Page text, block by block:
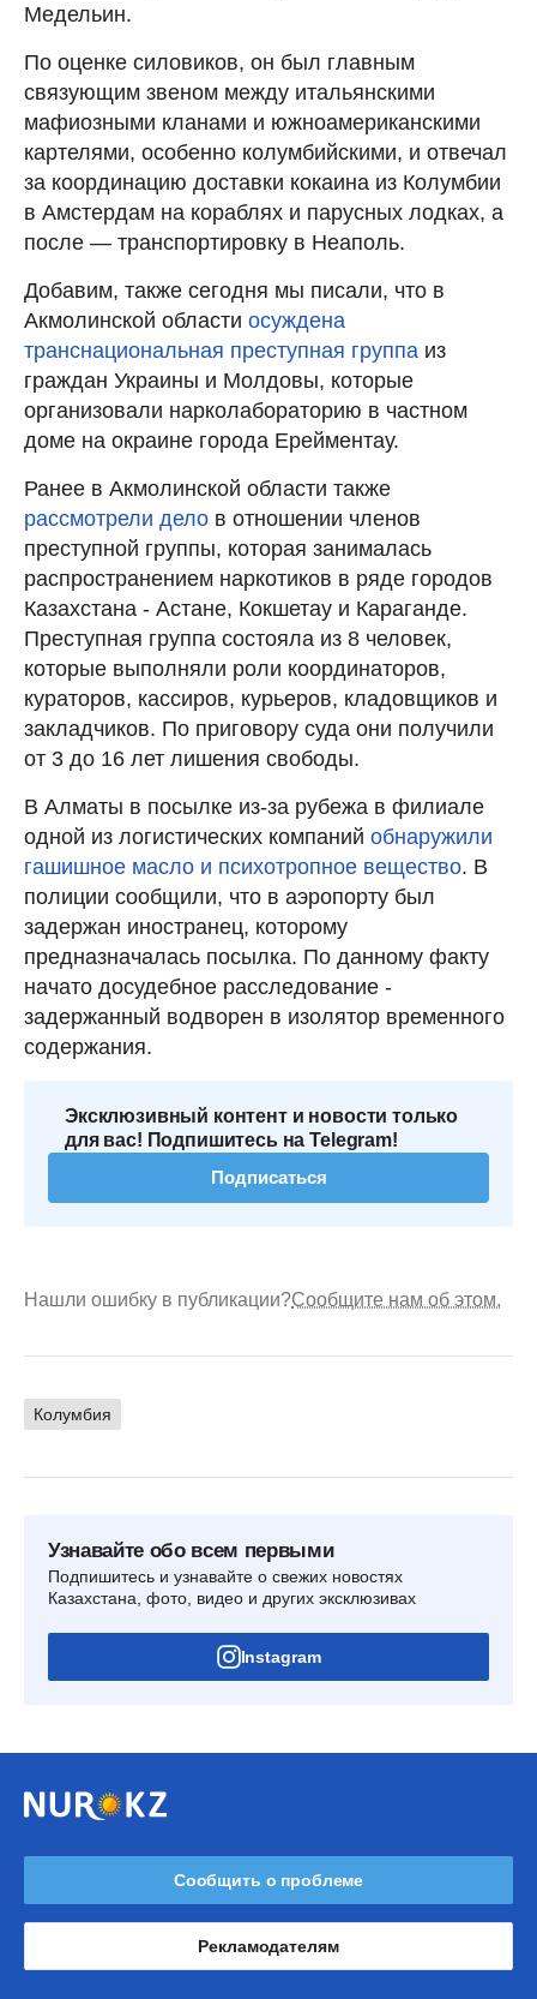
Медельин.
По оценке силовиков, он был главным
связующим звеном между итальянскими
мафиозными кланами и южноамериканскими
картелями, особенно колумбийскими, и отвечал
за координацию доставки кокаина из Колумбии
в Амстердам на кораблях и парусных лодках, а
после — транспортировку в Неаполь.
Добавим, также сегодня мы писали, что в
Акмолинской области осуждена
транснациональная преступная группа из
граждан Украины и Молдовы, которые
организовали нарколабораторию в частном
доме на окраине города Ерейментау.
Ранее в Акмолинской области также
рассмотрели дело в отношении членов
преступной группы, которая занималась
распространением наркотиков в ряде городов
Казахстана - Астане, Кокшетау и Караганде.
Преступная группа состояла из 8 человек,
которые выполняли роли координаторов,
кураторов, кассиров, курьеров, кладовщиков и
закладчиков. По приговору суда они получили
от 3 до 16 лет лишения свободы.
В Алматы в посылке из-за рубежа в филиале
одной из логистических компаний обнаружили
гашишное масло и психотропное вещество. В
полиции сообщили, что в аэропорту был
задержан иностранец, которому
предназначалась посылка. По данному факту
начато досудебное расследование -
задержанный водворен в изолятор временного
содержания.
Эксклюзивный контент и новости только
для вас! Подпишитесь на Telegram!
Подписаться
Нашли ошибку в публикации?Сообщите нам об этом.
Колумбия
Узнавайте обо всем первыми
Подпишитесь и узнавайте о свежих новостях
Казахстана, фото, видео и других эксклюзивах
Instagram
Сообщить о проблеме
Рекламодателям